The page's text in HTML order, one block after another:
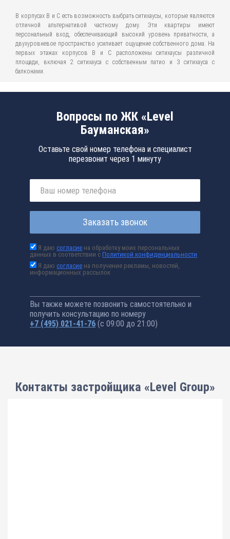
В корпусах В и С есть возможность выбрать ситихаусы, которые являются
отличной альтернативой частному дому. Эти квартиры имеют
персональный вход, обеспечивающий высокий уровень приватности, а
двухуровневое пространство усиливает ощущение собственного дома. На
первых этажах корпусов В и С расположены ситихаусы различной
площади, включая 2 ситихауса с собственным патио и 3 ситихауса с
балконами.
Вопросы по ЖК «Level
Бауманская»
Оставьте свой номер телефона и специалист
перезвонит через 1 минуту
Заказать звонок
Я даюсогласие на обработку моих персональных
данных в соответствии сПолитикой конфиденциальности
Я даюсогласие на получение рекламы, новостей,
информационных рассылок
Вы также можете позвонить самостоятельно и
получить консультацию по номеру
+7 (495) 021-41-76 (с 09:00 до 21:00)
Контакты застройщика «Level Group»